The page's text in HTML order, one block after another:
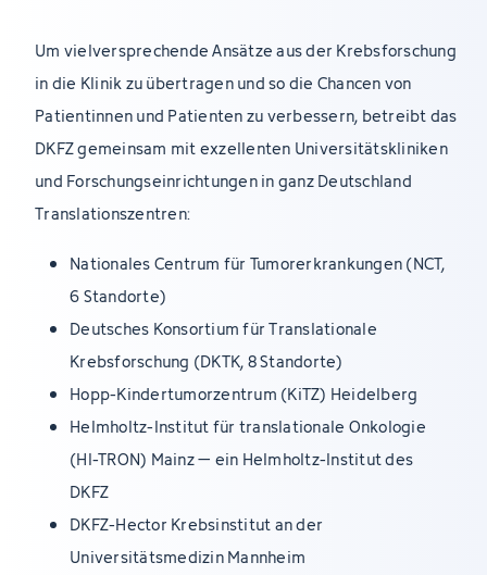
Um vielversprechende Ansätze aus der Krebsforschung
in die Klinik zu übertragen und so die Chancen von
Patientinnen und Patienten zu verbessern, betreibt das
DKFZ gemeinsam mit exzellenten Universitätskliniken
und Forschungseinrichtungen in ganz Deutschland
Translationszentren:
Nationales Centrum für Tumorerkrankungen (NCT,
6 Standorte)
Deutsches Konsortium für Translationale
Krebsforschung (DKTK, 8 Standorte)
Hopp-Kindertumorzentrum (KiTZ) Heidelberg
Helmholtz-Institut für translationale Onkologie
(HI-TRON) Mainz – ein Helmholtz-Institut des
DKFZ
DKFZ-Hector Krebsinstitut an der
Universitätsmedizin Mannheim